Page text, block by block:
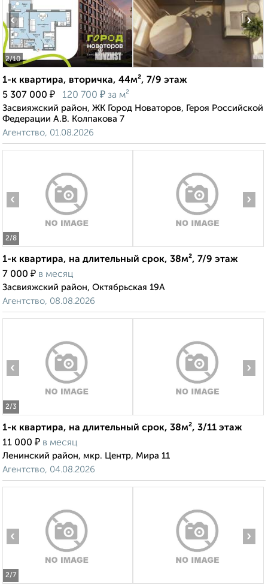
2/10
‹ ›
1-к квартира, вторичка, 44м², 7/9 этаж
5 307 000 ₽ 120 700 ₽ за м²
Засвияжский район, ЖК Город Новаторов, Героя Российской
Федерации А.В. Колпакова 7
Агентство, 01.08.2026
2/8
‹ ›
1-к квартира, на длительный срок, 38м², 7/9 этаж
7 000 ₽ в месяц
Засвияжский район, Октябрьская 19А
Агентство, 08.08.2026
2/3
‹ ›
1-к квартира, на длительный срок, 38м², 3/11 этаж
11 000 ₽ в месяц
Ленинский район, мкр. Центр, Мира 11
Агентство, 04.08.2026
2/7
‹ ›